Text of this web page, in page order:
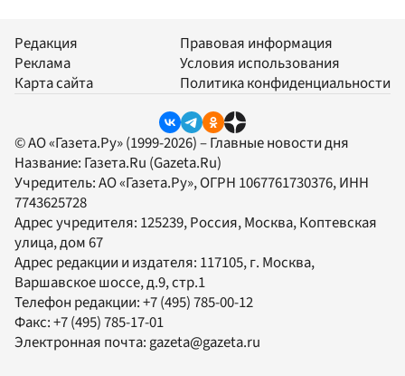
Редакция
Реклама
Карта сайта
Правовая информация
Условия использования
Политика конфиденциальности
© АО «Газета.Ру» (1999-2026) – Главные новости дня
Название: Газета.Ru (Gazeta.Ru)
Учредитель:АО «Газета.Ру», ОГРН 1067761730376, ИНН
7743625728
Адрес учредителя: 125239, Россия, Москва, Коптевская
улица, дом 67
Адрес редакции и издателя: 117105, г. Москва,
Варшавское шоссе, д.9, стр.1
Телефон редакции:+7 (495) 785-00-12
Факс:+7 (495) 785-17-01
Электронная почта:gazeta@gazeta.ru